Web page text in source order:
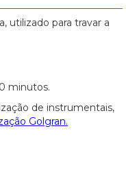
utilizado para travar a
minutos.
de instrumentais,
Golgran.